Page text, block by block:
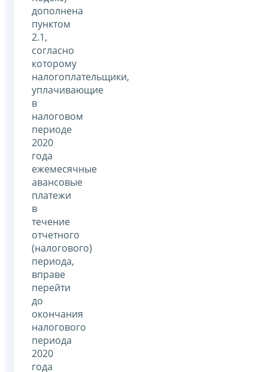
дополнена
пунктом
2.1,
согласно
которому
налогоплательщики,
уплачивающие
в
налоговом
периоде
2020
года
ежемесячные
авансовые
платежи
в
течение
отчетного
(налогового)
периода,
вправе
перейти
до
окончания
налогового
периода
2020
года